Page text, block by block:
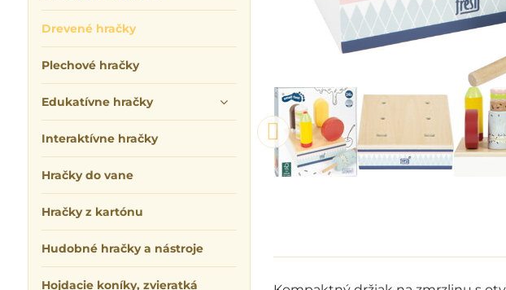
Drevené hračky
Plechové hračky
Edukatívne hračky
Interaktívne hračky
Hračky do vane
Hračky z kartónu
Hudobné hračky a nástroje
Hojdacie koníky, zvieratká